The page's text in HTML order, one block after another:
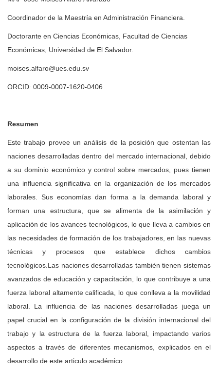
Coordinador de la Maestría en Administración Financiera.
Doctorante en Ciencias Económicas, Facultad de Ciencias
Económicas, Universidad de El Salvador.
moises.alfaro@ues.edu.sv
ORCID: 0009-0007-1620-0406
Resumen
Este trabajo provee un análisis de la posición que ostentan las
naciones desarrolladas dentro del mercado internacional, debido
a su dominio económico y control sobre mercados, pues tienen
una influencia significativa en la organización de los mercados
laborales. Sus economías dan forma a la demanda laboral y
forman una estructura, que se alimenta de la asimilación y
aplicación de los avances tecnológicos, lo que lleva a cambios en
las necesidades de formación de los trabajadores, en las nuevas
técnicas y procesos que establece dichos cambios
tecnológicos.Las naciones desarrolladas también tienen sistemas
avanzados de educación y capacitación, lo que contribuye a una
fuerza laboral altamente calificada, lo que conlleva a la movilidad
laboral. La influencia de las naciones desarrolladas juega un
papel crucial en la configuración de la división internacional del
trabajo y la estructura de la fuerza laboral, impactando varios
aspectos a través de diferentes mecanismos, explicados en el
desarrollo de este articulo académico.